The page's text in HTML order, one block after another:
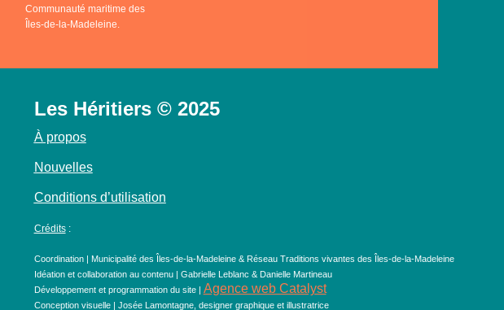
Communauté maritime des
Îles-de-la-Madeleine.
Les Héritiers © 2025
À propos
Nouvelles
Conditions d’utilisation
Crédits:
Coordination | Municipalité des Îles-de-la-Madeleine & Réseau Traditions vivantes des Îles-de-la-Madeleine
Idéation et collaboration au contenu | Gabrielle Leblanc & Danielle Martineau
Développement et programmation du site | Agence web Catalyst
Conception visuelle | Josée Lamontagne, designer graphique et illustratrice